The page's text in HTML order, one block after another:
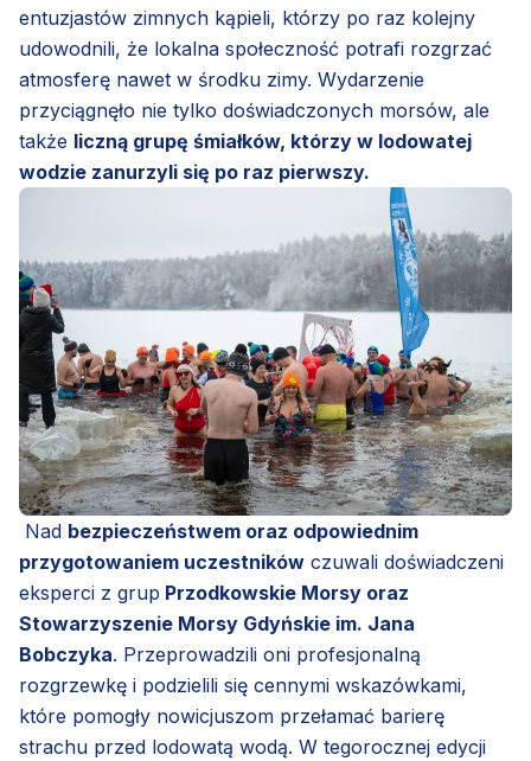
entuzjastów zimnych kąpieli, którzy po raz kolejny
udowodnili, że lokalna społeczność potrafi rozgrzać
atmosferę nawet w środku zimy. Wydarzenie
przyciągnęło nie tylko doświadczonych morsów, ale
także liczną grupę śmiałków, którzy w lodowatej
wodzie zanurzyli się po raz pierwszy.
Nad bezpieczeństwem oraz odpowiednim
przygotowaniem uczestników czuwali doświadczeni
eksperci z grup Przodkowskie Morsy oraz
Stowarzyszenie Morsy Gdyńskie im. Jana
Bobczyka. Przeprowadzili oni profesjonalną
rozgrzewkę i podzielili się cennymi wskazówkami,
które pomogły nowicjuszom przełamać barierę
strachu przed lodowatą wodą. W tegorocznej edycji